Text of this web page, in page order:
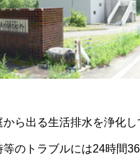
から出る生活排水を浄化
等のトラブルには24時間